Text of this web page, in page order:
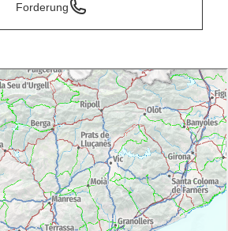
Forderung